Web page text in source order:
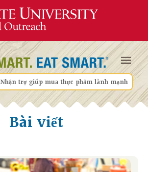
Nhận trợ giúp mua thực phẩm lành mạnh
Bài viết